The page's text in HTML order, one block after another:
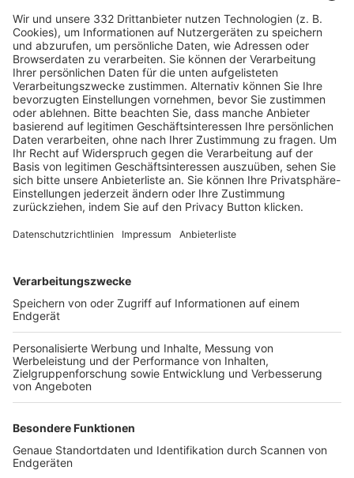
HÄUFIG BESUCHTE SEITEN
Pässe und Vereinswechsel
Trainerausbildung
Schulungsangebot Vereinsmitarbeiter
BFV-Geschäftsstellen
Trainerbörse
Login SpielPlus
FOLGE DEM BFV
TOP-VEREINE
TOP-PARTNER